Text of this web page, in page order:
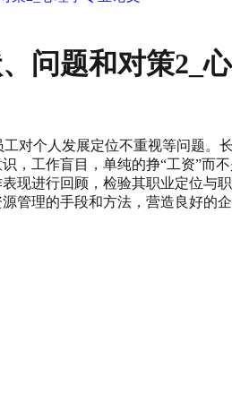
问题和对策2_
对个人发展定位不重视等问题
，工作盲目，单纯的挣“工资”而
现进行回顾，检验其职业定位
管理的手段和方法，营造良好